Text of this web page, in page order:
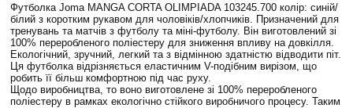
Футболка Joma MANGA CORTA OLIMPIADA 103245.700 колір: синій/
білий з коротким рукавом для чоловіків/хлопчиків. Призначений для
тренувань та матчів з футболу та міні-футболу. Він виготовлений зі
100% переробленого поліестеру для зниження впливу на довкілля.
Екологічний, зручний, легкий та з відмінною здатністю відводити піт.
Ця футболка відрізняється еластичним V-подібним вирізом, що
робить її більш комфортною під час руху.
Щодо виробництва, то воно виготовлене зі 100% переробленого
поліестеру в рамках екологічно стійкого виробничого процесу. Таким